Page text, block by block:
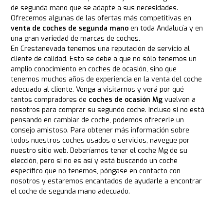
de segunda mano que se adapte a sus necesidades.
Ofrecemos algunas de las ofertas más competitivas en
venta de coches de segunda mano en toda Andalucía y en
una gran variedad de marcas de coches.
En Crestanevada tenemos una reputación de servicio al
cliente de calidad. Esto se debe a que no sólo tenemos un
amplio conocimiento en coches de ocasión, sino que
tenemos muchos años de experiencia en la venta del coche
adecuado al cliente. Venga a visitarnos y verá por qué
tantos compradores de coches de ocasión Mg vuelven a
nosotros para comprar su segundo coche. Incluso si no está
pensando en cambiar de coche, podemos ofrecerle un
consejo amistoso. Para obtener más información sobre
todos nuestros coches usados o servicios, navegue por
nuestro sitio web. Deberíamos tener el coche Mg de su
elección, pero si no es así y está buscando un coche
específico que no tenemos, póngase en contacto con
nosotros y estaremos encantados de ayudarle a encontrar
el coche de segunda mano adecuado.